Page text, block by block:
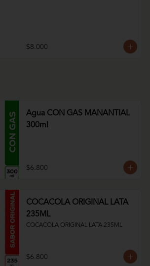
$8.000
Agua CON GAS MANANTIAL
300ml
$6.800
COCACOLA ORIGINAL LATA
235ML
COCACOLA ORIGINAL LATA 235ML
$6.800